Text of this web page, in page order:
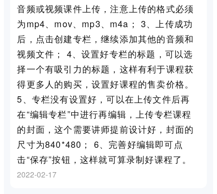
音频或视频课件上传，注意上传的格式必须
为mp4、mov、mp3、m4a； 3、上传成功
后，点击创建专栏，继续添加其他的音频和
视频文件； 4、设置好专栏的标题，可以选
择一个有吸引力的标题，这样有利于课程获
得更多人的购买，设置好课程的售卖价格。
5、专栏没有设置好，可以在上传文件后再
在“编辑专栏”中进行再编辑，上传专栏课程
的封面，这个需要讲师提前设计好，封面的
尺寸为840*480； 6、完善好编辑即可点
击“保存”按钮，这样就可算录制好课程了。
2022-02-17